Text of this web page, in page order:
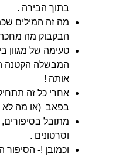
בתוך הבירה .
מה זה המילים
הבקבוק מה
טעימה של מגוון
המבשלה הקטנה
אותה !
אחרי כל זה
בפאב (או מה לא
מתובל
וסרטונים .
וכמובן !-